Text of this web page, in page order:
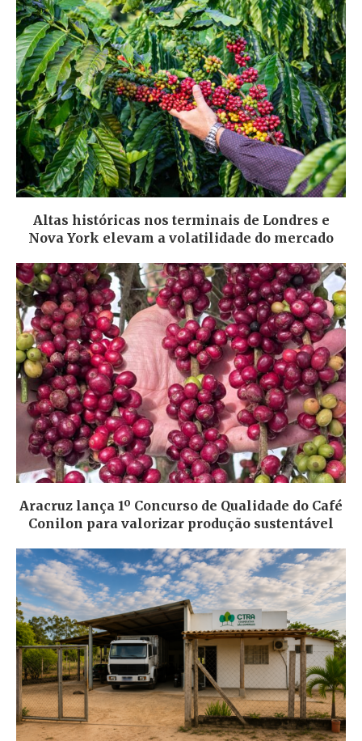
Altas históricas nos terminais de Londres e
Nova York elevam a volatilidade do mercado
Aracruz lança 1º Concurso de Qualidade do Café
Conilon para valorizar produção sustentável